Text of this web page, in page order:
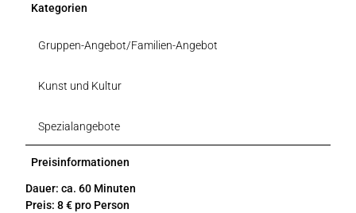
Kategorien
Gruppen-Angebot/Familien-Angebot
Kunst und Kultur
Spezialangebote
Preisinformationen
Dauer: ca. 60 Minuten
Preis: 8 € pro Person